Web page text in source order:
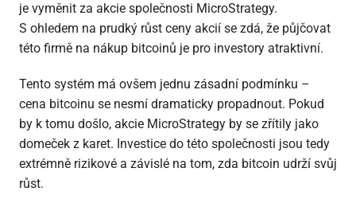
je vyměnit za akcie společnosti MicroStrategy.
S ohledem na prudký růst ceny akcií se zdá, že půjčovat
této firmě na nákup bitcoinů je pro investory atraktivní.
Tento systém má ovšem jednu zásadní podmínku –
cena bitcoinu se nesmí dramaticky propadnout. Pokud
by k tomu došlo, akcie MicroStrategy by se zřítily jako
domeček z karet. Investice do této společnosti jsou tedy
extrémně rizikové a závislé na tom, zda bitcoin udrží svůj
růst.